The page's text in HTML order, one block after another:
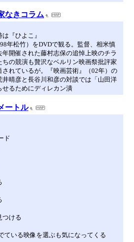
なきコラム
『ひよこ』
年松竹）をDVDで観る。監督、相米慎
開催された藤村志保の追悼上映のチラ
の競演も贅沢なベルリン映画祭批評家
れているが。『映画芸術』（02年）の
晴彦と長谷川和彦の対談では「山田洋
るためにディレカン潰
ートル
ド
つける
ている映像を選ぶも気になってくる